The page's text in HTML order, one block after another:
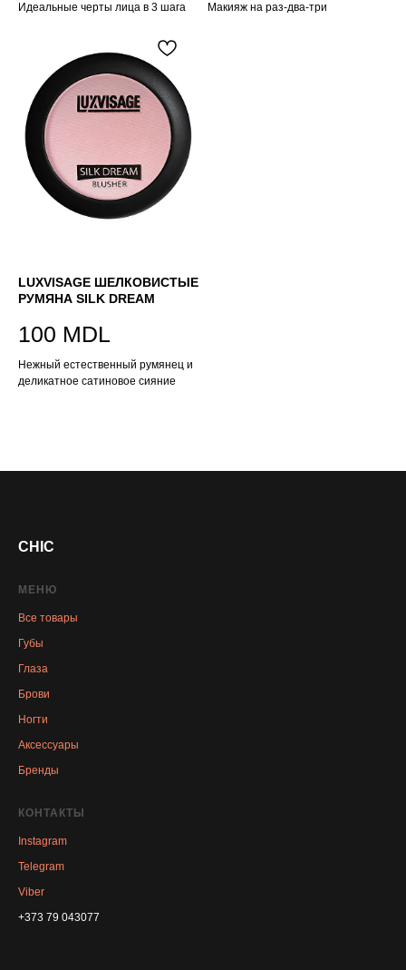
Идеальные черты лица в 3 шага Макияж на раз-два-три
LUXVISAGE ШЕЛКОВИСТЫЕ
РУМЯНА SILK DREAM
100 MDL
Нежный естественный румянец и
деликатное сатиновое сияние
CHIC
МЕНЮ
Все товары
Губы
Глаза
Брови
Ногти
Аксессуары
Бренды
КОНТАКТЫ
Instagram
Telegram
Viber
+373 79 043077